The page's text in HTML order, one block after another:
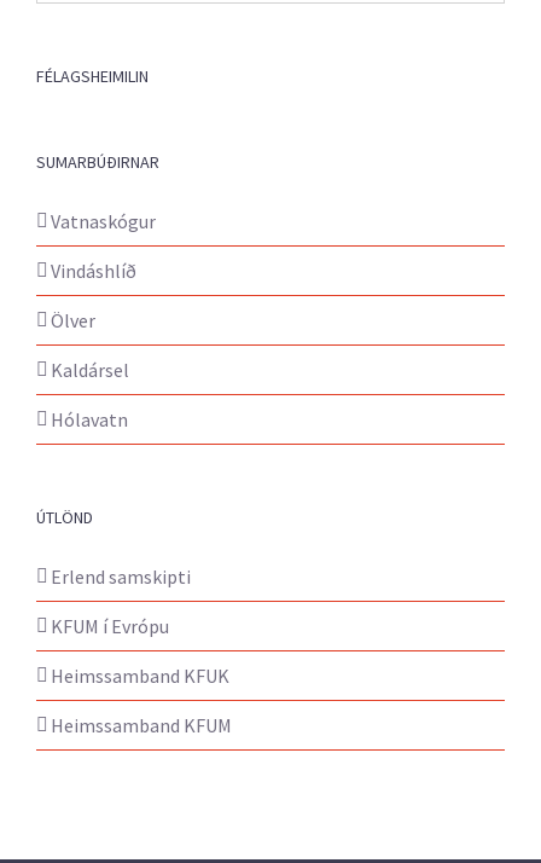
FÉLAGSHEIMILIN
SUMARBÚÐIRNAR
Vatnaskógur
Vindáshlíð
Ölver
Kaldársel
Hólavatn
ÚTLÖND
Erlend samskipti
KFUM í Evrópu
Heimssamband KFUK
Heimssamband KFUM